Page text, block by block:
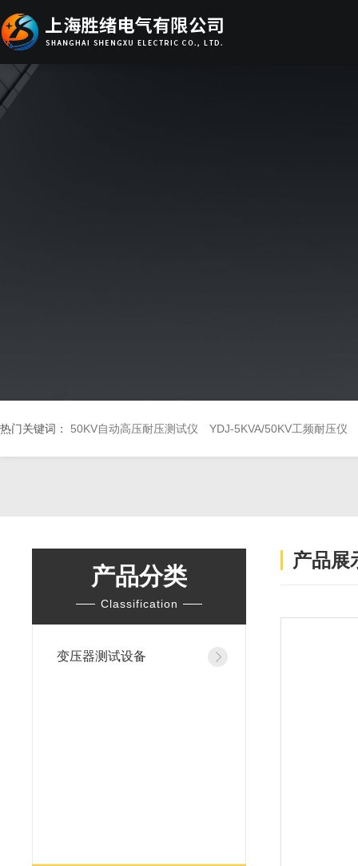
热门关键词： 50KV自动高压耐压测试仪 YDJ-5KVA/50KV工频耐压仪
产品分类
Classification
变压器测试设备
产品展